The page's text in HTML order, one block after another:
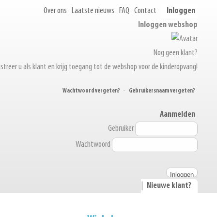
Over ons Laatste nieuws FAQ Contact
Inloggen
Inloggen webshop
Nog geen klant?
u als klant en krijg toegang tot de webshop voor de kinderopvang!
Wachtwoord vergeten? - Gebruikersnaam vergeten?
Aanmelden
Gebruiker
Wachtwoord
Nieuwe klant?